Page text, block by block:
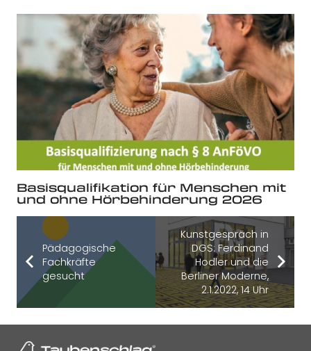
Basisqualifikation für Menschen mit
und ohne Hörbehinderung 2026
Pädagogische
Fachkräfte
gesucht
Kunstgespräch in
DGS: Ferdinand
Hodler und die
Berliner Moderne,
2.1.2022, 14 Uhr